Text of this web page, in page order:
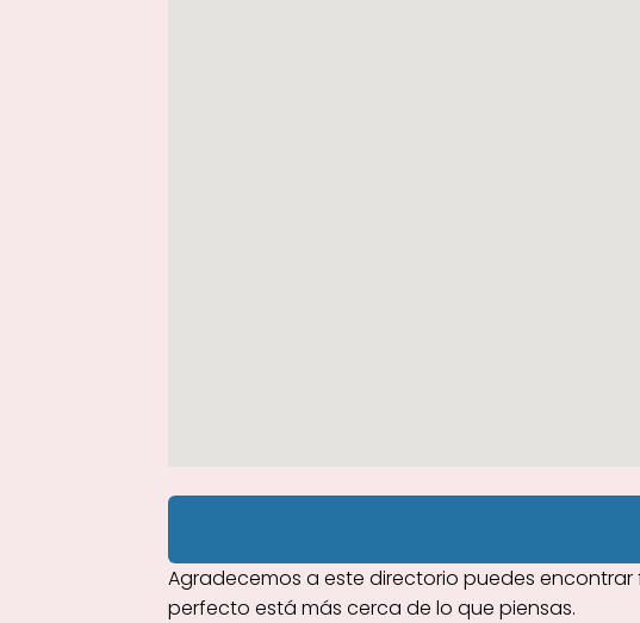
Agradecemos a este directorio puedes
perfecto está más cerca de lo que piensas.